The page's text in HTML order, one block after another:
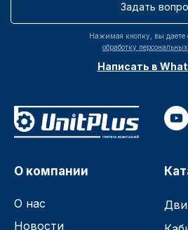
Задать
Нажимая кнопку, вы даете
обработку
Написать в
О компании
О нас
Новости